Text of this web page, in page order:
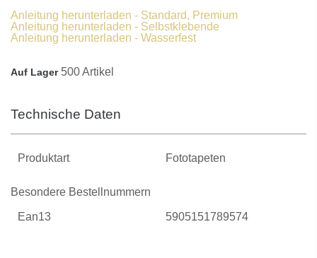
Anleitung herunterladen - Standard, Premium
Anleitung herunterladen - Selbstklebende
Anleitung herunterladen - Wasserfest
Auf Lager 500 Artikel
Technische Daten
Produktart Fototapeten
Besondere Bestellnummern
Ean13 5905151789574